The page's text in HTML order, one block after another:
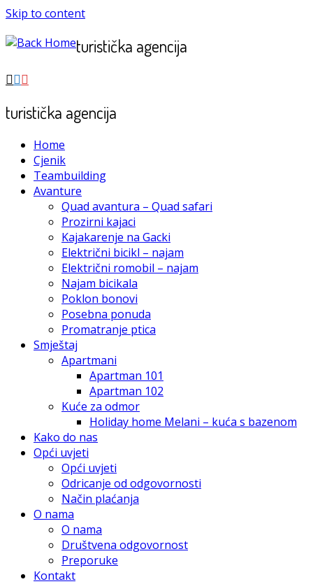
Skip to content
turistička agencija
turistička agencija
Home
Cjenik
Teambuilding
Avanture
Quad avantura – Quad safari
Prozirni kajaci
Kajakarenje na Gacki
Električni bicikl – najam
Električni romobil – najam
Najam bicikala
Poklon bonovi
Posebna ponuda
Promatranje ptica
Smještaj
Apartmani
Apartman 101
Apartman 102
Kuće za odmor
Holiday home Melani – kuća s bazenom
Kako do nas
Opći uvjeti
Opći uvjeti
Odricanje od odgovornosti
Način plaćanja
O nama
O nama
Društvena odgovornost
Preporuke
Kontakt